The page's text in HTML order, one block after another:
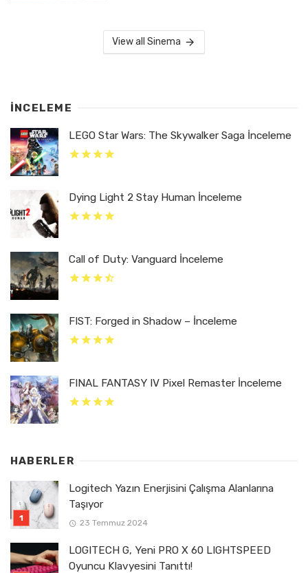
View all Sinema
İNCELEME
LEGO Star Wars: The Skywalker Saga İnceleme
Dying Light 2 Stay Human İnceleme
Call of Duty: Vanguard İnceleme
FIST: Forged in Shadow – İnceleme
FINAL FANTASY IV Pixel Remaster İnceleme
HABERLER
Logitech Yazın Enerjisini Çalışma Alanlarına
Taşıyor
23 Temmuz 2024
LOGITECH G, Yeni PRO X 60 LIGHTSPEED
Oyuncu Klavyesini Tanıttı!